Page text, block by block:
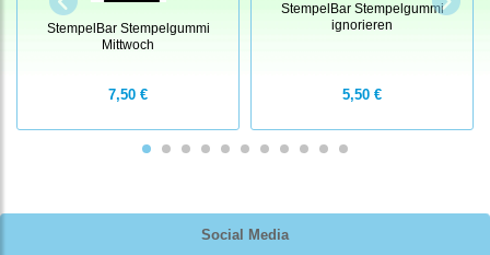
Social Media
StempelBar Stempelgummi
Mittwoch
7,50 €
StempelBar Stempelgummi
ignorieren
5,50 €